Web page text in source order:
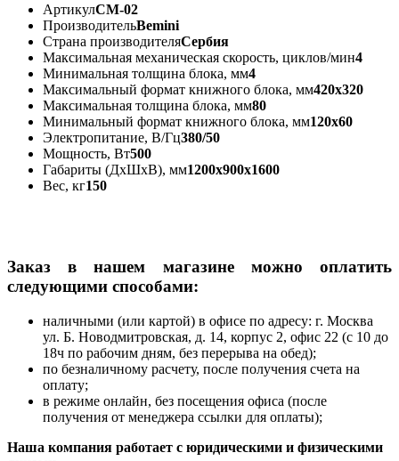
АртикулCM-02
ПроизводительBemini
Страна производителяСербия
Максимальная механическая скорость, циклов/мин4
Минимальная толщина блока, мм4
Максимальный формат книжного блока, мм420x320
Максимальная толщина блока, мм80
Минимальный формат книжного блока, мм120x60
Электропитание, В/Гц380/50
Мощность, Вт500
Габариты (ДхШхВ), мм1200х900х1600
Вес, кг150
Заказ в нашем магазине можно оплатить
следующими способами:
наличными (или картой) в офисе по адресу: г. Москва
ул. Б. Новодмитровская, д. 14, корпус 2, офис 22 (с 10 до
18ч по рабочим дням, без перерыва на обед);
по безналичному расчету, после получения счета на
оплату;
в режиме онлайн, без посещения офиса (после
получения от менеджера ссылки для оплаты);
Наша компания работает с юридическими и физическими